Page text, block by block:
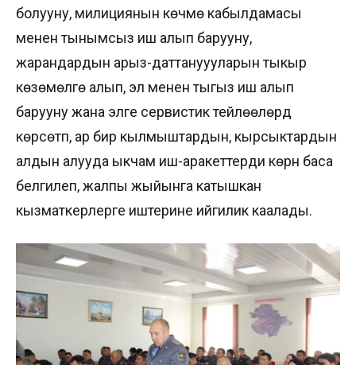
болууну, милициянын көчмө кабылдамасы
менен тынымсыз иш алып барууну,
жарандардын арыз-даттануууларын тыкыр
көзөмөлгө алып, эл менен тыгыз иш алып
барууну жана элге сервистик тейлөөлөрдү
көрсөтүп, ар бир кылмыштардын, кырсыктардын
алдын алууда ыкчам иш-аракеттерди көрүүнү баса
белгилеп, жалпы жыйынга катышкан
кызматкерлерге иштерине ийгилик каалады.